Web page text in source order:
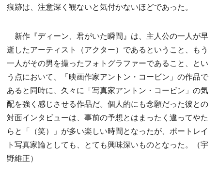
痕跡は、注意深く観ないと気付かないほどであった。
新作『ディーン、君がいた瞬間』は、主人公の一人が早
逝したアーティスト（アクター）であるということ、もう
一人がその男を撮ったフォトグラファーであること、とい
う点において、「映画作家アントン・コービン」の作品で
あると同時に、久々に「写真家アントン・コービン」の気
配を強く感じさせる作品だ。個人的にも念願だった彼との
対面インタビューは、事前の予想とはまったく違ってやた
らと「（笑）」が多い楽しい時間となったが、ポートレイ
ト写真家論としても、とても興味深いものとなった。（宇
野維正）